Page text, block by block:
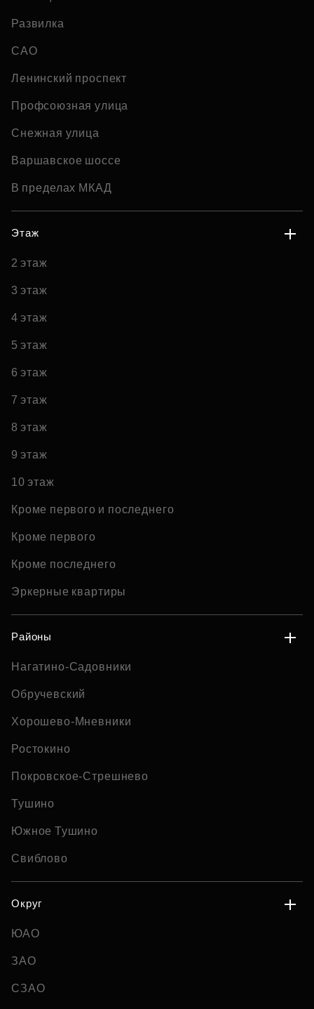
Развилка
САО
Ленинский проспект
Профсоюзная улица
Снежная улица
Варшавское шоссе
В пределах МКАД
Этаж
2 этаж
3 этаж
4 этаж
5 этаж
6 этаж
7 этаж
8 этаж
9 этаж
10 этаж
Кроме первого и последнего
Кроме первого
Кроме последнего
Эркерные квартиры
Районы
Нагатино-Садовники
Обручевский
Хорошево-Мневники
Ростокино
Покровское-Стрешнево
Тушино
Южное Тушино
Свиблово
Округ
ЮАО
ЗАО
СЗАО